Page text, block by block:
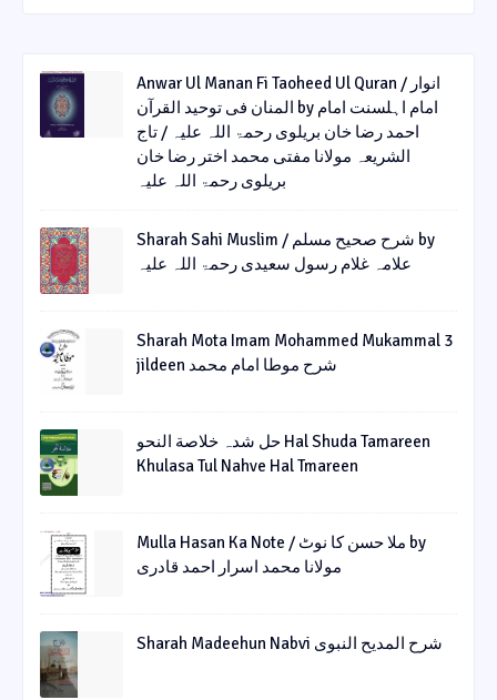
Anwar Ul Manan Fi Taoheed Ul Quran / انوار
المنان فی توحید القرآن by امام اہلسنت امام
احمد رضا خان بریلوی رحمۃ اللہ علیہ / تاج
الشریعہ مولانا مفتی محمد اختر رضا خان
بریلوی رحمۃ اللہ علیہ
Sharah Sahi Muslim / شرح صحیح مسلم by
علامہ غلام رسول سعیدی رحمۃ اللہ علیہ
Sharah Mota Imam Mohammed Mukammal 3
jildeen شرح موطا امام محمد
حل شدہ خلاصة النحو Hal Shuda Tamareen
Khulasa Tul Nahve Hal Tmareen
Mulla Hasan Ka Note / ملا حسن کا نوٹ by
مولانا محمد اسرار احمد قادری
Sharah Madeehun Nabvi شرح المدیح النبوی